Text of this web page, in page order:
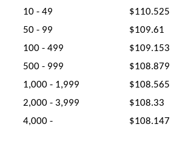
10 - 49
$110.525
50 - 99
$109.61
100 - 499
$109.153
500 - 999
$108.879
1,000 - 1,999
$108.565
2,000 - 3,999
$108.33
4,000 -
$108.147